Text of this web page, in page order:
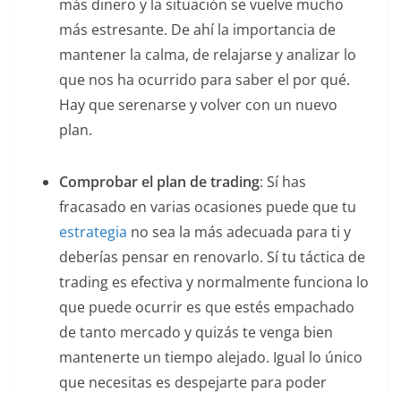
más dinero y la situación se vuelve mucho
más estresante. De ahí la importancia de
mantener la calma, de relajarse y analizar lo
que nos ha ocurrido para saber el por qué.
Hay que serenarse y volver con un nuevo
plan.
Comprobar el plan de trading: Sí has
fracasado en varias ocasiones puede que tu
estrategia no sea la más adecuada para ti y
deberías pensar en renovarlo. Sí tu táctica de
trading es efectiva y normalmente funciona lo
que puede ocurrir es que estés empachado
de tanto mercado y quizás te venga bien
mantenerte un tiempo alejado. Igual lo único
que necesitas es despejarte para poder